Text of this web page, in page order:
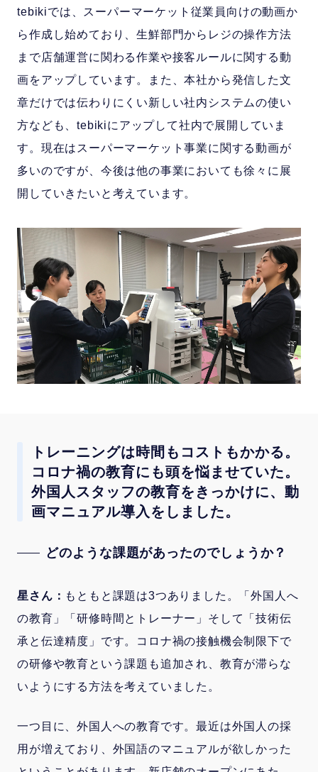
tebikiでは、スーパーマーケット従業員向けの動画か
ら作成し始めており、生鮮部門からレジの操作方法
まで店舗運営に関わる作業や接客ルールに関する動
画をアップしています。また、本社から発信した文
章だけでは伝わりにくい新しい社内システムの使い
方なども、tebikiにアップして社内で展開していま
す。現在はスーパーマーケット事業に関する動画が
多いのですが、今後は他の事業においても徐々に展
開していきたいと考えています。
トレーニングは時間もコストもかかる。
コロナ禍の教育にも頭を悩ませていた。
外国人スタッフの教育をきっかけに、動
画マニュアル導入をしました。
どのような課題があったのでしょうか？
星さん： もともと課題は3つありました。「外国人へ
の教育」「研修時間とトレーナー」そして「技術伝
承と伝達精度」です。コロナ禍の接触機会制限下で
の研修や教育という課題も追加され、教育が滞らな
いようにする方法を考えていました。
一つ目に、外国人への教育です。最近は外国人の採
用が増えており、外国語のマニュアルが欲しかった